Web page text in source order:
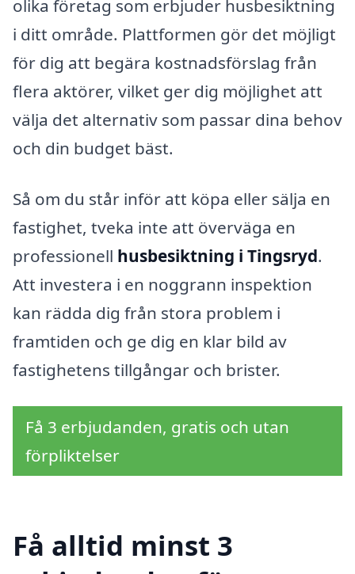
olika företag som erbjuder husbesiktning
i ditt område. Plattformen gör det möjligt
för dig att begära kostnadsförslag från
flera aktörer, vilket ger dig möjlighet att
välja det alternativ som passar dina behov
och din budget bäst.
Så om du står inför att köpa eller sälja en
fastighet, tveka inte att överväga en
professionell husbesiktning i Tingsryd.
Att investera i en noggrann inspektion
kan rädda dig från stora problem i
framtiden och ge dig en klar bild av
fastighetens tillgångar och brister.
Få 3 erbjudanden, gratis och utan
förpliktelser
Få alltid minst 3